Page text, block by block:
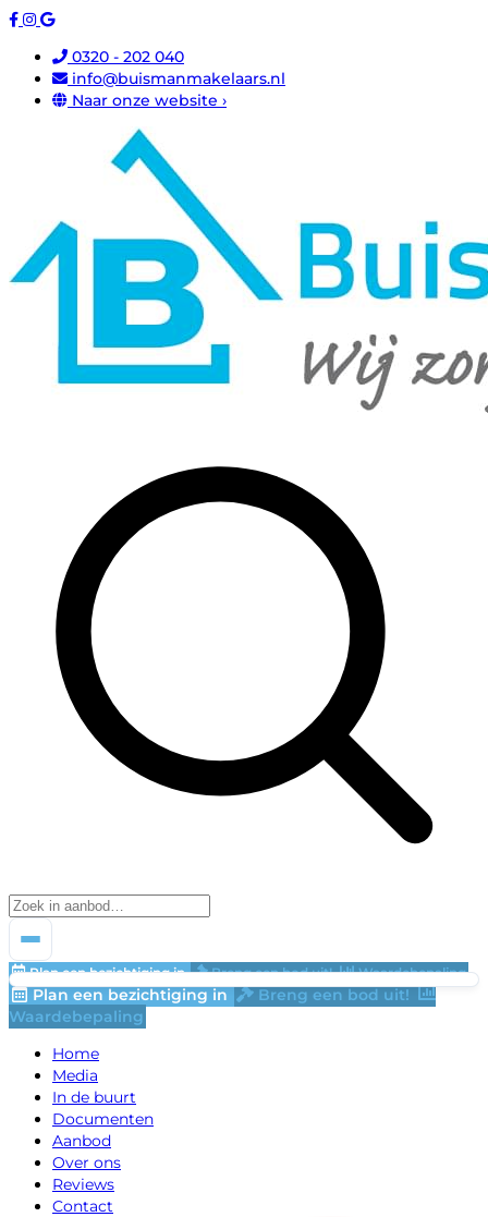
0320 - 202 040
info@buismanmakelaars.nl
Naar onze website ›
Plan een bezichtiging in Breng een bod uit! Waardebepaling
Plan een bezichtiging in
Breng een bod uit!
Waardebepaling
Home
Media
In de buurt
Documenten
Aanbod
Over ons
Reviews
Contact